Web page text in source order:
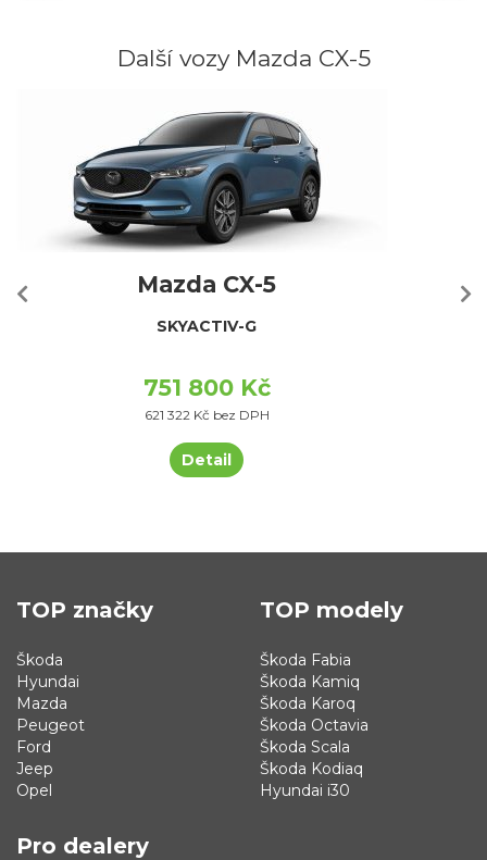
Další vozy Mazda CX-5
Mazda CX-5
SKYACTIV-G
751 800 Kč
621 322 Kč bez DPH
Detail
TOP značky
Škoda
Hyundai
Mazda
Peugeot
Ford
Jeep
Opel
TOP modely
Škoda Fabia
Škoda Kamiq
Škoda Karoq
Škoda Octavia
Škoda Scala
Škoda Kodiaq
Hyundai i30
Pro dealery